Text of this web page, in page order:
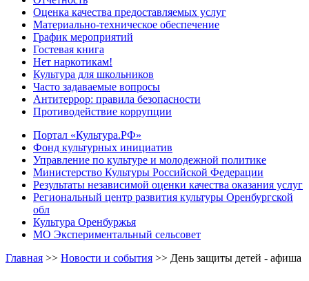
Оценка качества предоставляемых услуг
Материально-техническое обеспечение
График мероприятий
Гостевая книга
Нет наркотикам!
Культура для школьников
Часто задаваемые вопросы
Антитеррор: правила безопасности
Противодействие коррупции
Портал «Культура.РФ»
Фонд культурных инициатив
Управление по культуре и молодежной политике
Министерство Культуры Российской Федерации
Результаты независимой оценки качества оказания услуг
Региональный центр развития культуры Оренбургской
обл
Культура Оренбуржья
МО Экспериментальный сельсовет
Главная >> Новости и события >> День защиты детей - афиша